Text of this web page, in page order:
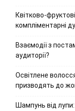
Квітково-
компліментарні
Взаємодії з
аудиторії?
Освітлене
призводять до
Шампунь від